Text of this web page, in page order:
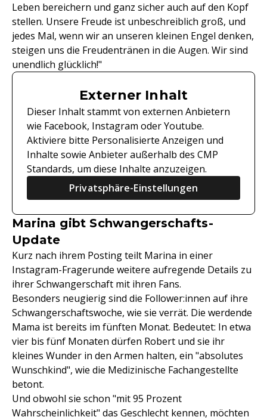
Leben bereichern und ganz sicher auch auf den Kopf
stellen. Unsere Freude ist unbeschreiblich groß, und
jedes Mal, wenn wir an unseren kleinen Engel denken,
steigen uns die Freudentränen in die Augen. Wir sind
unendlich glücklich!"
Externer Inhalt
Dieser Inhalt stammt von externen Anbietern
wie Facebook, Instagram oder Youtube.
Aktiviere bitte Personalisierte Anzeigen und
Inhalte sowie Anbieter außerhalb des CMP
Standards, um diese Inhalte anzuzeigen.
Privatsphäre-Einstellungen
Marina gibt Schwangerschafts-
Update
Kurz nach ihrem Posting teilt Marina in einer
Instagram-Fragerunde weitere aufregende Details zu
ihrer Schwangerschaft mit ihren Fans.
Besonders neugierig sind die Follower:innen auf ihre
Schwangerschaftswoche, wie sie verrät. Die werdende
Mama ist bereits im fünften Monat. Bedeutet: In etwa
vier bis fünf Monaten dürfen Robert und sie ihr
kleines Wunder in den Armen halten, ein "absolutes
Wunschkind", wie die Medizinische Fachangestellte
betont.
Und obwohl sie schon "mit 95 Prozent
Wahrscheinlichkeit" das Geschlecht kennen, möchten